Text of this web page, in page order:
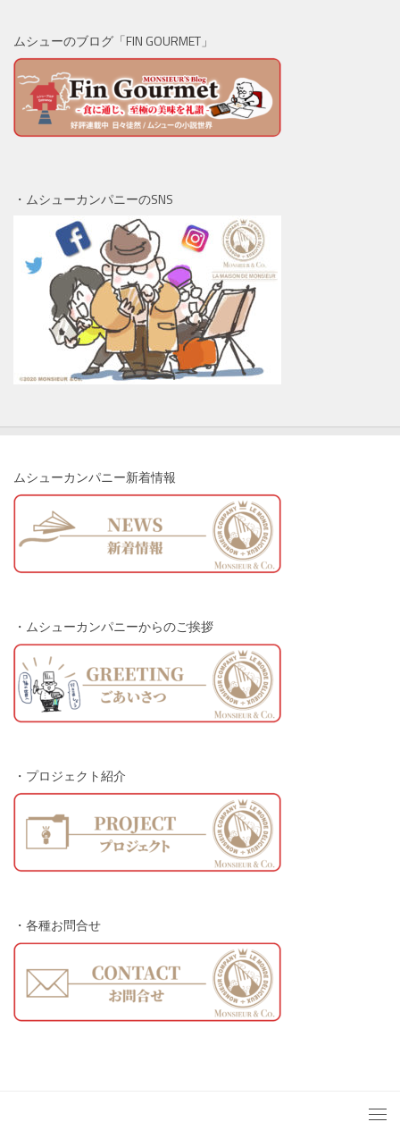
ムシューのブログ「FIN GOURMET」
・ムシューカンパニーのSNS
ムシューカンパニー新着情報
・ムシューカンパニーからのご挨拶
・プロジェクト紹介
・各種お問合せ